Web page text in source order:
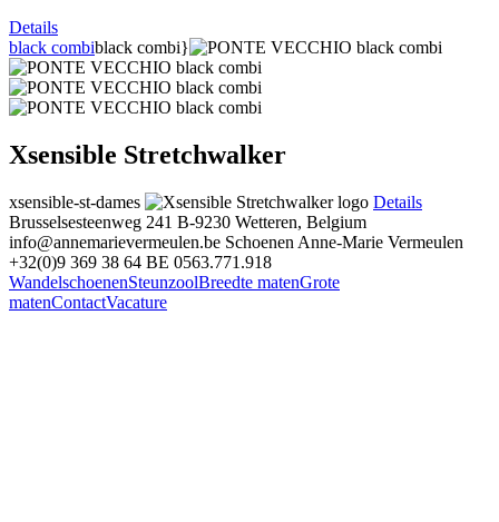
Details
black combiblack combi}
Xsensible Stretchwalker
xsensible-st-dames
Details
Brusselsesteenweg 241 B-9230 Wetteren, Belgium
info@annemarievermeulen.be Schoenen Anne-Marie Vermeulen
+32(0)9 369 38 64 BE 0563.771.918
WandelschoenenSteunzoolBreedte matenGrote
matenContactVacature